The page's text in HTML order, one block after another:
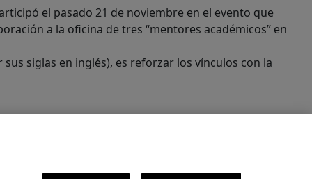
el pasado 21 de noviembre en el evento que
a la oficina de tres “mentores académicos” en
siglas en inglés), es reforzar los vínculos con la